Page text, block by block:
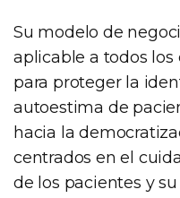
Su modelo de
aplicable a todos
para proteger la
autoestima de
hacia la
centrados en el
de los pacientes y